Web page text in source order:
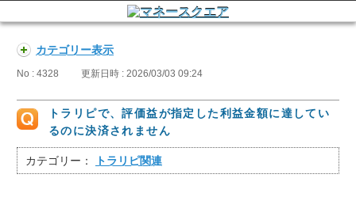
カテゴリー表示
No : 4328 更新日時 : 2026/03/03 09:24
トラリピで、評価益が指定した利益金額に達してい
るのに決済されません
カテゴリー： トラリピ関連